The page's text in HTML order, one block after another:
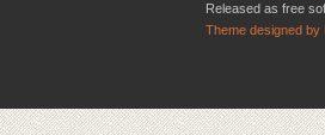
Released as free
Theme designed by